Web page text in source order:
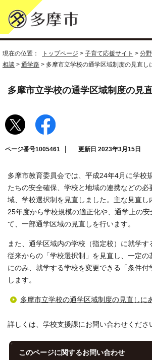
現在の位置： トップページ > 子育て応援サイト > 分
相談 > 通学路 > 多摩市立学校の通学区域制度の見直し
多摩市立学校の通学区域制度の見
ページ番号1005461 更新日 2023年3月15日
多摩市教育委員会では、平成24年4月に学校
たちの安全確保、学校と地域の連携などの必
域、学校選択制を見直しました。主な見直し
25年度から学校規模の適正化や、通学上の安
て、一部通学区域の見直しを行います。
また、通学区域内の学校（指定校）に就学す
従来からの「学校選択制」を見直し、一定の
にのみ、就学する学校を変更できる「条件付
します。
多摩市立学校の通学区域制度の見直しに
詳しくは、学校支援課にお問い合わせくださ
このページに関するお問い合わせ